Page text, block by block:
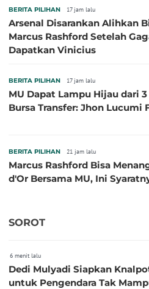
BERITA PILIHAN 17 jam lalu
Arsenal Disarankan Alihkan
Marcus Rashford Setelah
Dapatkan Vinicius
BERITA PILIHAN 17 jam lalu
MU Dapat Lampu Hijau dari
Bursa Transfer: Jhon Lucumi
BERITA PILIHAN 21 jam lalu
Marcus Rashford Bisa
d'Or Bersama MU, Ini
SOROT
6 menit lalu
Dedi Mulyadi Siapkan
untuk Pengendara Tak